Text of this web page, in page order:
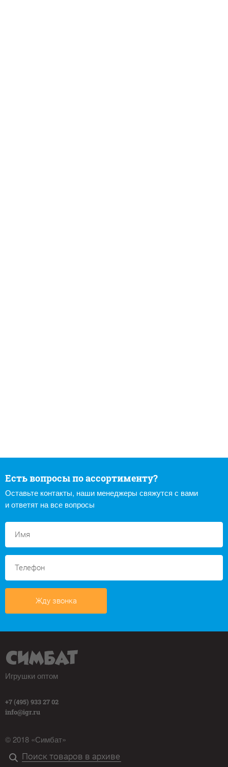
Есть вопросы по ассортименту?
Оставьте контакты, наши менеджеры свяжутся с вами
и ответят на все вопросы
Жду звонка
Игрушки оптом
+7 (495) 933 27 02
info@igr.ru
© 2018 «Симбат»